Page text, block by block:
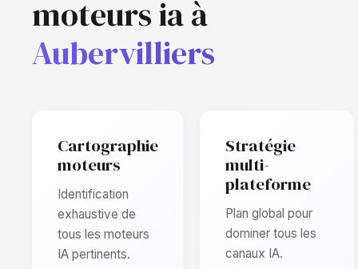
moteurs ia à
Aubervilliers
Cartographie
moteurs
Identification
exhaustive de
tous les moteurs
IA pertinents.
Stratégie
multi-
plateforme
Plan global pour
dominer tous les
canaux IA.